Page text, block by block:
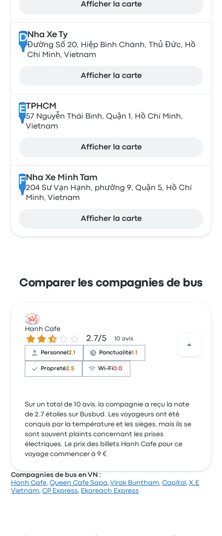
Afficher la carte
DNha Xe Ty
Đường Số 20, Hiệp Bình Chánh, Thủ Đức, Hồ
Chí Minh, Vietnam
Afficher la carte
E TPHCM
57 Nguyễn Thái Bình, Quận 1, Hồ Chí Minh,
Vietnam
Afficher la carte
F Nha Xe Minh Tam
204 Sư Vạn Hạnh, phường 9, Quận 5, Hồ Chí
Minh, Vietnam
Afficher la carte
Comparer les compagnies de bus
Hanh Cafe
2.7 sur 5 étoiles 2.7/5 10 avis
Personnel2.1 Ponctualité1.1
Propreté2.5 Wi-Fi0.0
Sur un total de 10 avis, la compagnie a reçu la note
de 2.7 étoiles sur Busbud. Les voyageurs ont été
conquis par la température et les sièges, mais ils se
sont souvent plaints concernant les prises
électriques. Le prix des billets Hanh Cafe pour ce
voyage commencer à 9 €
Compagnies de bus en VN :
Hanh Cafe,Queen Cafe Sapa,Virak Buntham,Capitol , X.E
Vietnam,CP Express, Ekareach Express